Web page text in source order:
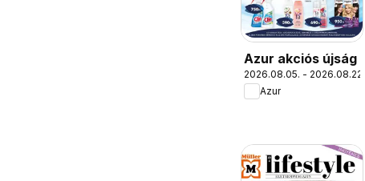
Azur akciós újság
2026.08.05. - 2026.08.22.
Azur